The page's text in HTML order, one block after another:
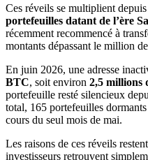
Ces réveils se multiplient
portefeuilles datant de l’ère
récemment recommencé à
montants dépassant le million
En juin 2026, une adresse
BTC, soit environ 2,5 millions
portefeuille resté silencieux
total, 165 portefeuilles
cours du seul mois de mai.
Les raisons de ces réveils restent
investisseurs retrouvent